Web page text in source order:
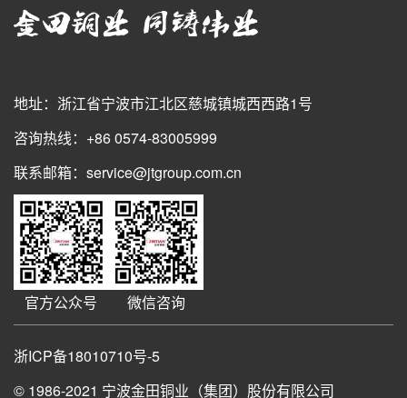
地址：浙江省宁波市江北区慈城镇城西西路1号
咨询热线：+86 0574-83005999
联系邮箱：service@jtgroup.com.cn
官方公众号 微信咨询
浙ICP备18010710号-5
© 1986-2021 宁波金田铜业（集团）股份有限公司